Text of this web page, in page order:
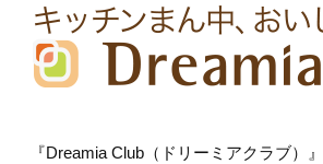
『Dreamia Club（ドリーミアクラブ）